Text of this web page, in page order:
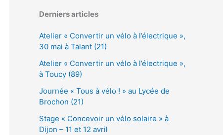
Derniers articles
Atelier « Convertir un vélo à l’électrique »,
30 mai à Talant (21)
Atelier « Convertir un vélo à l’électrique »,
à Toucy (89)
Journée « Tous à vélo ! » au Lycée de
Brochon (21)
Stage « Concevoir un vélo solaire » à
Dijon – 11 et 12 avril